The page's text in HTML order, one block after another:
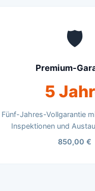
🛡️
Premium-
5
Fünf-Jahres-Vollgarantie
Inspektionen und
850,00 €